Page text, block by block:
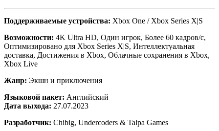
Поддерживаемые устройства: Xbox One / Xbox Series X|S
Возможности: 4K Ultra HD, Один игрок, Более 60 кадров/с,
Оптимизировано для Xbox Series X|S, Интеллектуальная
доставка, Достижения в Xbox, Облачные сохранения в Xbox,
Xbox Live
Жанр: Экшн и приключения
Языковой пакет: Английский
Дата выхода: 27.07.2023
Разработчик: Chibig, Undercoders & Talpa Games